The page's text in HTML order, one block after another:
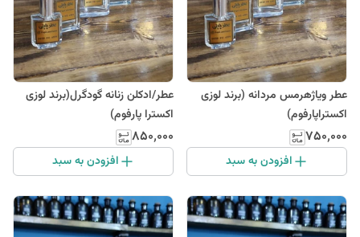
عطر ویاژهرمس مردانه (برند لوزی
اکستراپارفوم)
۷۵۰٬۰۰۰
افزودن به سبد
عطر/ادکلن زنانه گودگرل(برند لوزی
اکسترا پارفوم)
۸۵۰٬۰۰۰
افزودن به سبد